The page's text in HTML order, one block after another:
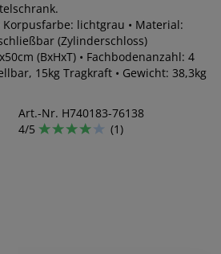
Korpusfarbe: lichtgrau • Material:
(Zylinderschloss)
(BxHxT) • Fachbodenanzahl: 4
15kg Tragkraft • Gewicht: 38,3kg
Art.-Nr. H740183-76138
4/5
(1)